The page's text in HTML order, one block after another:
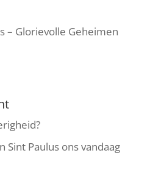
– Glorievolle Geheimen
Sint Paulus ons vandaag